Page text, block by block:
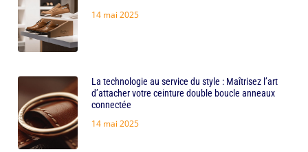
14 mai 2025
La technologie au service du style : Maîtrisez l’art
d’attacher votre ceinture double boucle anneaux
connectée
14 mai 2025